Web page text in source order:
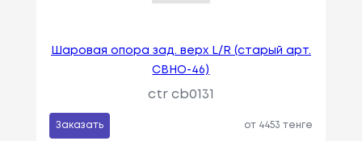
Шаровая опора зад. верх L/R (старый арт.
CBHO-46)
ctr cb0131
Заказать от 4453 тенге